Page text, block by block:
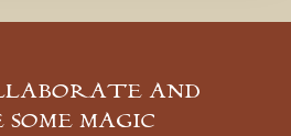
AND
MAGIC